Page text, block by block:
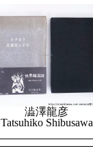
澁澤龍彦
Tatsuhiko Shibusawa